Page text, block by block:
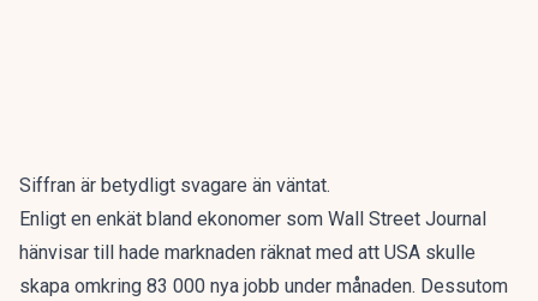
Siffran är betydligt svagare än väntat.
Enligt en enkät bland ekonomer som Wall Street Journal
hänvisar till hade marknaden räknat med att USA skulle
skapa omkring 83 000 nya jobb under månaden. Dessutom